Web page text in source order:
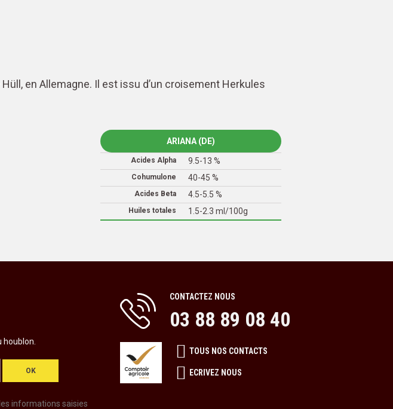
en Allemagne. Il est issu d’un croisement Herkules
ARIANA (DE)
Acides Alpha 9.5-13 %
Cohumulone 40-45 %
Acides Beta 4.5-5.5 %
Huiles totales 1.5-2.3 ml/100g
houblon.
OK
informations saisies
CONTACTEZ NOUS
03 88 89 08 40
TOUS NOS CONTACTS
ECRIVEZ NOUS